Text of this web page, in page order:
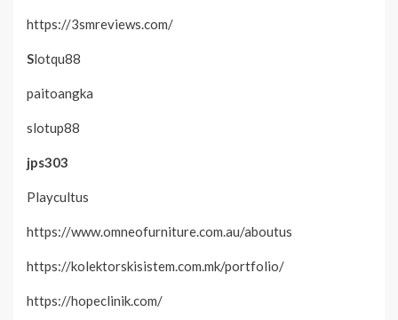
https://3smreviews.com/
Slotqu88
paitoangka
slotup88
jps303
Playcultus
https://www.omneofurniture.com.au/aboutus
https://kolektorskisistem.com.mk/portfolio/
https://hopeclinik.com/